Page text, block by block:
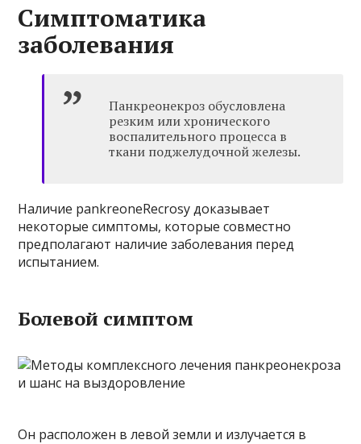
Симптоматика
заболевания
Панкреонекроз обусловлена ​​
резким или хронического
воспалительного процесса в
ткани поджелудочной железы.
Наличие pankreoneRecrosy доказывает
некоторые симптомы, которые совместно
предполагают наличие заболевания перед
испытанием.
Болевой симптом
Он расположен в левой земли и излучается в